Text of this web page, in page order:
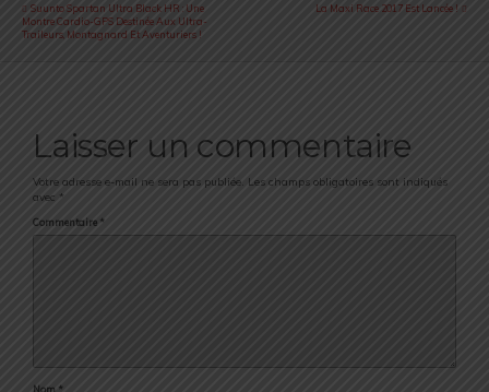
Suunto Spartan Ultra Black HR : Une
Montre Cardio-GPS Destinée Aux Ultra-
Traileurs, Montagnard Et Aventuriers !
La Maxi Race 2017 Est Lancée !
Laisser un commentaire
Votre adresse e-mail ne sera pas publiée. Les champs obligatoires sont indiqués
avec *
Commentaire *
Nom *